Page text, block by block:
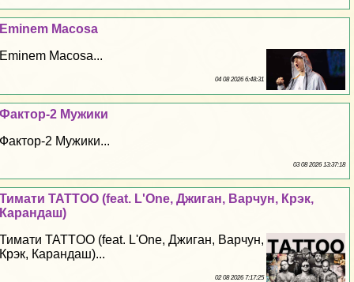
Eminem Macosa
Eminem Macosa...
04 08 2026 6:48:31
Фактор-2 Мужики
Фактор-2 Мужики...
03 08 2026 13:37:18
Тимати TATTOO (feat. L'One, Джиган, Варчун, Крэк,
Карандаш)
Тимати TATTOO (feat. L'One, Джиган, Варчун,
Крэк, Карандаш)...
02 08 2026 7:17:25